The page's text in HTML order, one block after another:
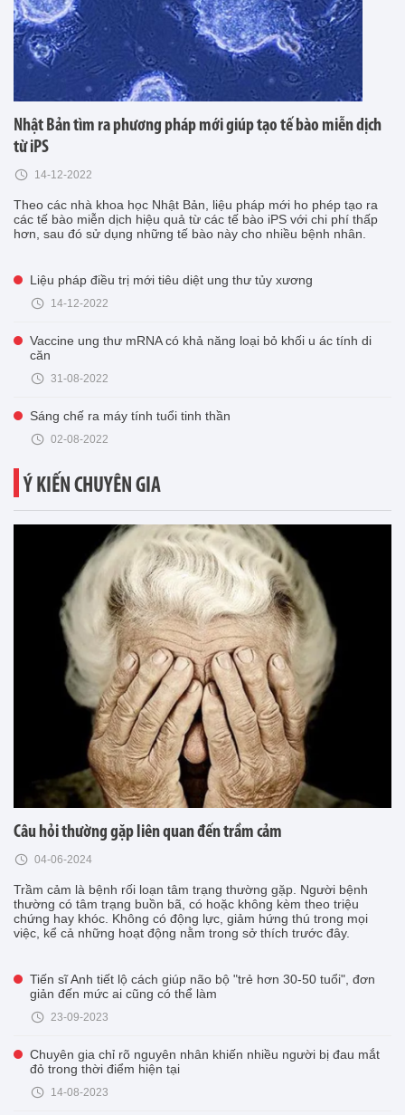
Nhật Bản tìm ra phương pháp mới giúp tạo tế bào miễn dịch
từ iPS
14-12-2022
Theo các nhà khoa học Nhật Bản, liệu pháp mới ho phép tạo ra
các tế bào miễn dịch hiệu quả từ các tế bào iPS với chi phí thấp
hơn, sau đó sử dụng những tế bào này cho nhiều bệnh nhân.
Liệu pháp điều trị mới tiêu diệt ung thư tủy xương
14-12-2022
Vaccine ung thư mRNA có khả năng loại bỏ khối u ác tính di
căn
31-08-2022
Sáng chế ra máy tính tuổi tinh thần
02-08-2022
Ý KIẾN CHUYÊN GIA
Câu hỏi thường gặp liên quan đến trầm cảm
04-06-2024
Trầm cảm là bệnh rối loạn tâm trạng thường gặp. Người bệnh
thường có tâm trạng buồn bã, có hoặc không kèm theo triệu
chứng hay khóc. Không có động lực, giảm hứng thú trong mọi
việc, kể cả những hoạt động nằm trong sở thích trước đây.
Tiến sĩ Anh tiết lộ cách giúp não bộ "trẻ hơn 30-50 tuổi", đơn
giản đến mức ai cũng có thể làm
23-09-2023
Chuyên gia chỉ rõ nguyên nhân khiến nhiều người bị đau mắt
đỏ trong thời điểm hiện tại
14-08-2023